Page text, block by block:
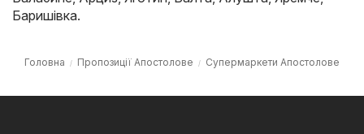
Баришівка.
Головна Пропозиції Апостолове Супермаркети Апостолове